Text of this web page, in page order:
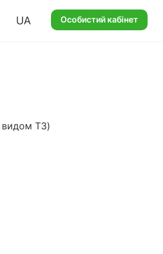
UA Особистий кабінет
видом ТЗ)